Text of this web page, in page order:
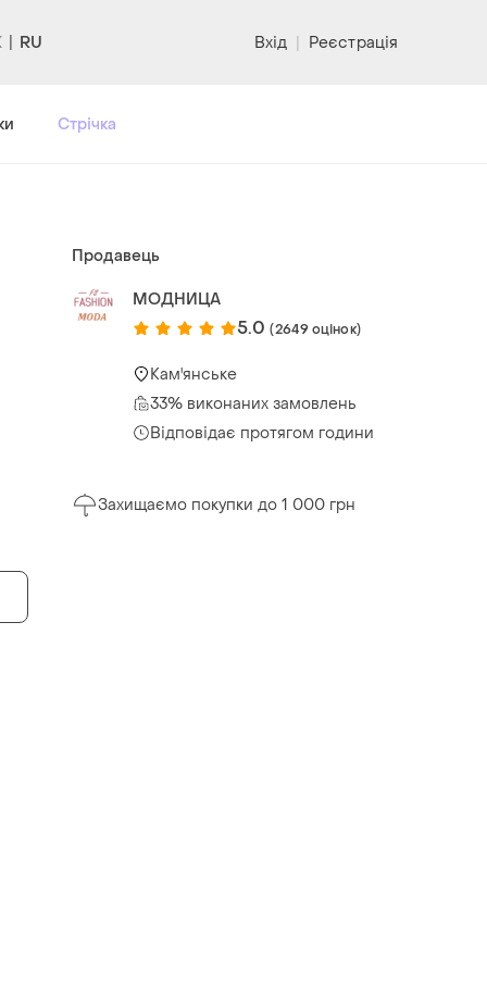
RU Вхід | Реєстрація
Стрічка
Продавець
МОДНИЦА
5.0 (2649 оцінок)
Кам'янське
33% виконаних замовлень
Відповідає протягом години
Захищаємо покупки до 1 000 грн